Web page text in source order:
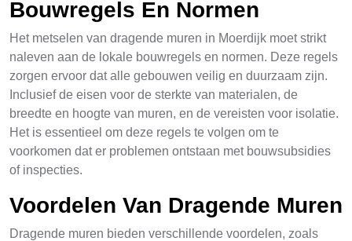
Bouwregels En Normen
Het metselen van dragende muren in Moerdijk moet strikt
naleven aan de lokale bouwregels en normen. Deze regels
zorgen ervoor dat alle gebouwen veilig en duurzaam zijn.
Inclusief de eisen voor de sterkte van materialen, de
breedte en hoogte van muren, en de vereisten voor isolatie.
Het is essentieel om deze regels te volgen om te
voorkomen dat er problemen ontstaan met bouwsubsidies
of inspecties.
Voordelen Van Dragende Muren
Dragende muren bieden verschillende voordelen, zoals